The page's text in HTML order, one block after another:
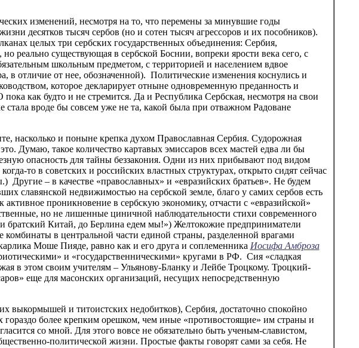
изменений, несмотря на то, что перемены за минувшие годы
десятков тысяч сербов (но и сотен тысяч агрессоров и их пособников).
целых три сербских государственных объединения: Сербия,
реально существующая в сербской Боснии, вопреки ярости века сего, с
школьным предметом, с территорией и населением вдвое
отличие от нее, обозначенной). Политические изменения коснулись и
которое декларирует отныне одновременную преданность и
как будто и не стремится. Да и Республика Сербская, несмотря на свои
вроде бы совсем уже не та, какой была при отважном Радоване
насколько и поныне крепка духом Православная Сербия. Судорожная
Думаю, такое количество картавых эмиссаров всех мастей едва ли бы
опасность для тайны беззакония. Одни из них прибывают под видом
то в советских и российских властных структурах, открыто сидят сейчас
– в качестве «православных» и «евразийских братьев». Не будем
славянской недвижимостью на сербской земле, благо у самих сербов есть
проникновение в сербскую экономику, отчасти с «евразийской»
но не лишенные циничной наблюдательности стихи современного
братский Китай, до Берлина едем мы!») Желтокожие предприниматели
в центральной части единой страны, разделенной врагами
Моше Пияде, равно как и его друга и соплеменника Иосифа Амброза
и «государственническими» кругами в РФ. Сия «сладкая
в этом своим учителям – Ульянову-Бланку и Лейбе Троцкому. Троцкий-
еще для масонских организаций, несущих непосредственную
выкормышей и титоистских недобитков), Сербия, достаточно спокойно
более крепким орешком, чем иные «противостоящие» им страны и
со мной. Для этого вовсе не обязательно быть ученым-славистом,
политической жизни. Простые факты говорят сами за себя. Не